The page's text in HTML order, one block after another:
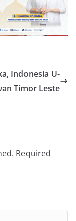
Indonesia U-
Timor Leste
Required